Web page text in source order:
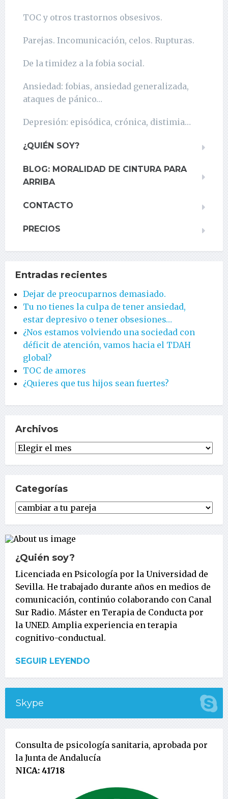
TOC y otros trastornos obsesivos.
Parejas. Incomunicación, celos. Rupturas.
De la timidez a la fobia social.
Ansiedad: fobias, ansiedad generalizada,
ataques de pánico…
Depresión: episódica, crónica, distimia…
¿QUIÉN SOY?
BLOG: MORALIDAD DE CINTURA PARA
ARRIBA
CONTACTO
PRECIOS
Entradas recientes
Dejar de preocuparnos demasiado.
Tu no tienes la culpa de tener ansiedad,
estar depresivo o tener obsesiones…
¿Nos estamos volviendo una sociedad con
déficit de atención, vamos hacia el TDAH
global?
TOC de amores
¿Quieres que tus hijos sean fuertes?
Archivos
Archivos
Categorías
Categorías
¿Quién soy?
Licenciada en Psicología por la Universidad de
Sevilla. He trabajado durante años en medios de
comunicación, continúo colaborando con Canal
Sur Radio. Máster en Terapia de Conducta por
la UNED. Amplia experiencia en terapia
cognitivo-conductual.
SEGUIR LEYENDO
Skype
Consulta de psicología sanitaria, aprobada por
la Junta de Andalucía
NICA: 41718